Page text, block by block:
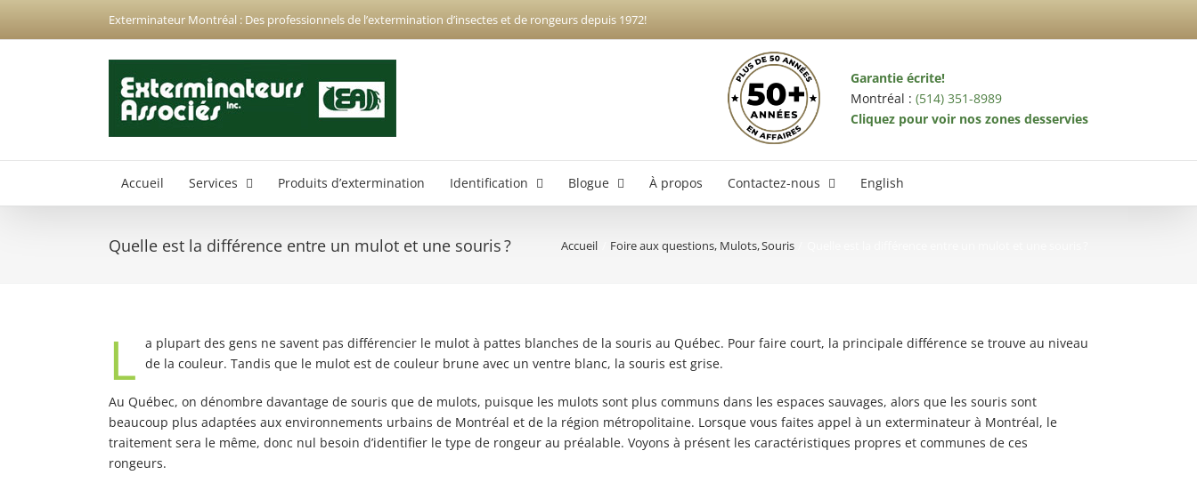
Exterminateur Montréal : Des professionnels de l’extermination d’insectes et de rongeurs depuis 1972!
Garantie écrite!
Montréal : (514) 351-8989
Cliquez pour voir nos zones desservies
Accueil Services Produits d’extermination Identification Blogue À propos Contactez-nous
Exterminateur Anjou
Exterminateur Montréal-Est
Exterminateur Plateau-Mont-Royal
Exterminateur Pointe-aux-Trembles
Exterminateur Villeray-St-Michel-Parc-Extension
Exterminateur Rosemont / La Petite Patrie
Exterminateur Boucherville
Exterminateur Varennes
Exterminateur Laval
English
Quelle est la différence entre un mulot et une souris ? Accueil Foire aux questions Mulots Souris
L a plupart des gens ne savent pas différencier le mulot à pattes blanches de la souris au Québec. Pour faire court, la principale différence se trouve au niveau
de la couleur. Tandis que le mulot est de couleur brune avec un ventre blanc, la souris est grise.
Au Québec, on dénombre davantage de souris que de mulots, puisque les mulots sont plus communs dans les espaces sauvages, alors que les souris sont
beaucoup plus adaptées aux environnements urbains de Montréal et de la région métropolitaine. Lorsque vous faites appel à un exterminateur à Montréal, le
traitement sera le même, donc nul besoin d’identifier le type de rongeur au préalable. Voyons à présent les caractéristiques propres et communes de ces
rongeurs.